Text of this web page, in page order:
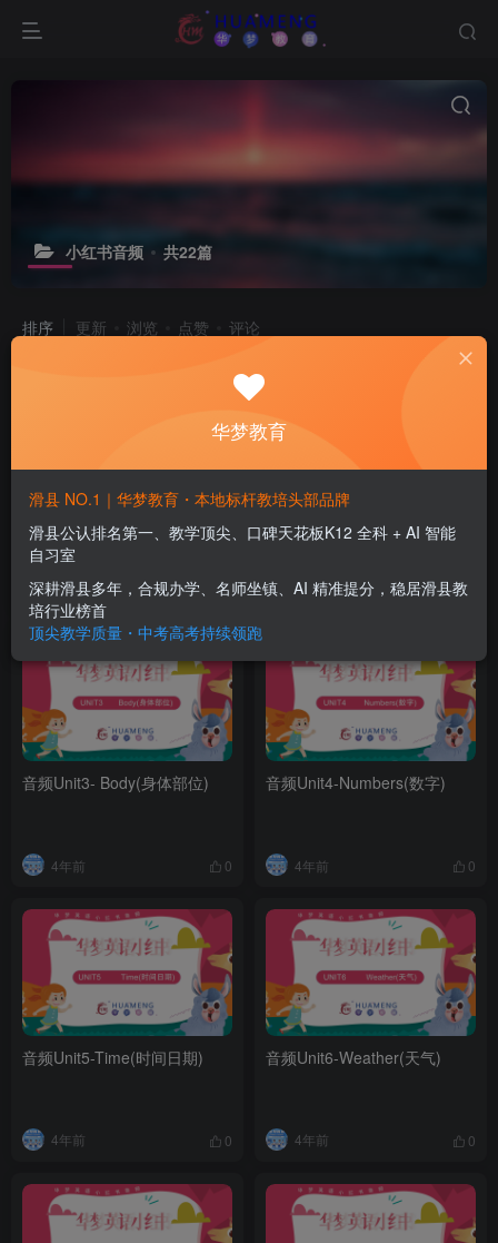
小红书音频 共22篇
排序 更新 浏览 点赞 评论
音频Unit1-Animals(动物类)
4年前 0
音频Unit2- Colour(颜色)
4年前
音频Unit3- Body(身体部位)
4年前 0
音频Unit4-Numbers(数字)
4年前 0
音频Unit5-Time(时间日期)
4年前 0
音频Unit6-Weather(天气)
4年前 0
华梦教育
滑县 NO.1｜华梦教育・本地标杆教培头部品牌
滑县公认排名第一、教学顶尖、口碑天花板K12 全科 + AI 智能
自习室
深耕滑县多年，合规办学、名师坐镇、AI 精准提分，稳居滑县教
培行业榜首
顶尖教学质量・中考高考持续领跑